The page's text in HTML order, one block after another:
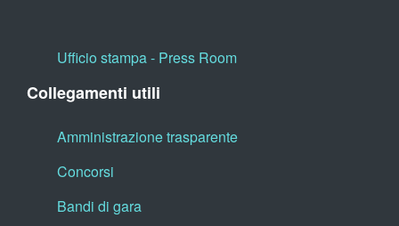
Ufficio stampa - Press Room
Collegamenti utili
Amministrazione trasparente
Concorsi
Bandi di gara